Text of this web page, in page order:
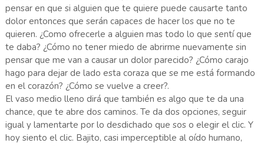
pensar en que si alguien que te quiere puede causarte tanto
dolor entonces que serán capaces de hacer los que no te
quieren. ¿Como ofrecerle a alguien mas todo lo que sentí que
te daba? ¿Cómo no tener miedo de abrirme nuevamente sin
pensar que me van a causar un dolor parecido? ¿Cómo carajo
hago para dejar de lado esta coraza que se me está formando
en el corazón? ¿Cómo se vuelve a creer?.
El vaso medio lleno dirá que también es algo que te da una
chance, que te abre dos caminos. Te da dos opciones, seguir
igual y lamentarte por lo desdichado que sos o elegir el clic. Y
hoy siento el clic. Bajito, casi imperceptible al oído humano,